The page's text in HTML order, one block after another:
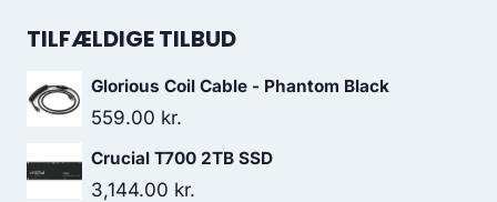
was:
TILFÆLDIGE TILBUD
Glorious Coil Cable - Phantom Black
559.00 kr.
Crucial T700 2TB SSD
3,144.00 kr.